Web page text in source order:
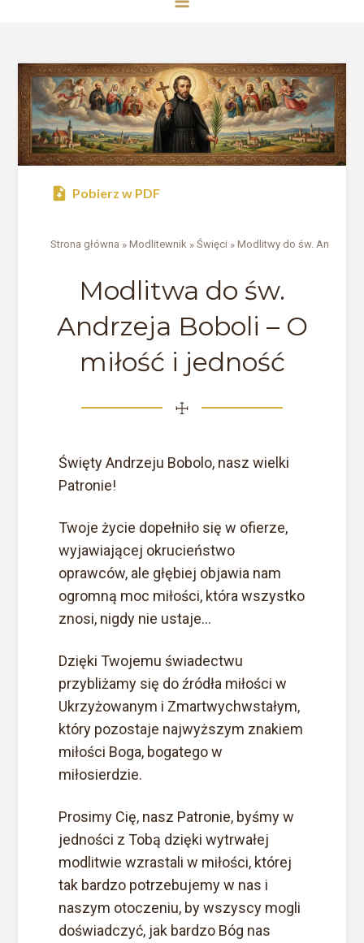
Pobierz w PDF
Strona główna »Modlitewnik »Święci »Modlitwy do św. Andrzeja
Modlitwa do św.
Andrzeja Boboli – O
miłość i jedność
☩
Święty Andrzeju Bobolo, nasz wielki
Patronie!
Twoje życie dopełniło się w ofierze,
wyjawiającej okrucieństwo
oprawców, ale głębiej objawia nam
ogromną moc miłości, która wszystko
znosi, nigdy nie ustaje...
Dzięki Twojemu świadectwu
przybliżamy się do źródła miłości w
Ukrzyżowanym i Zmartwychwstałym,
który pozostaje najwyższym znakiem
miłości Boga, bogatego w
miłosierdzie.
Prosimy Cię, nasz Patronie, byśmy w
jedności z Tobą dzięki wytrwałej
modlitwie wzrastali w miłości, której
tak bardzo potrzebujemy w nas i
naszym otoczeniu, by wszyscy mogli
doświadczyć, jak bardzo Bóg nas